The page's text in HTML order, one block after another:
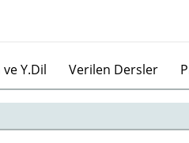
Y.Dil Verilen Dersler